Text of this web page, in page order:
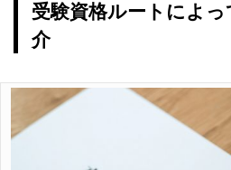
受験資格ルートによ
介